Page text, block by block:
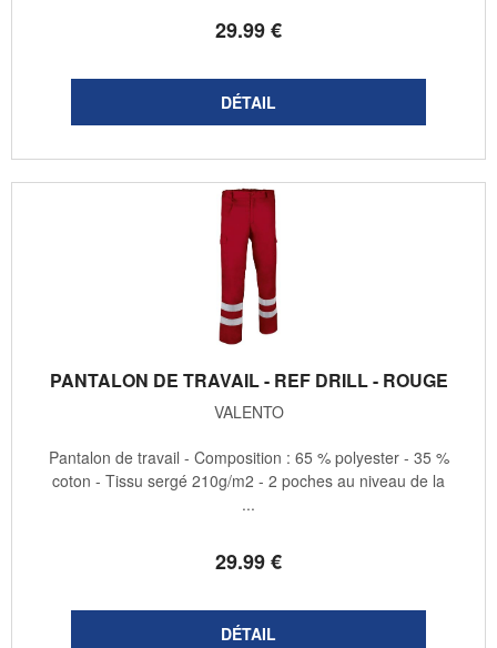
29.99€
PANTALON DE TRAVAIL - REF DRILL - ROUGE
VALENTO
29.99€
Pantalon de travail - Composition : 65 % polyester - 35 %
coton - Tissu sergé 210g/m2 - 2 poches au niveau de la
...